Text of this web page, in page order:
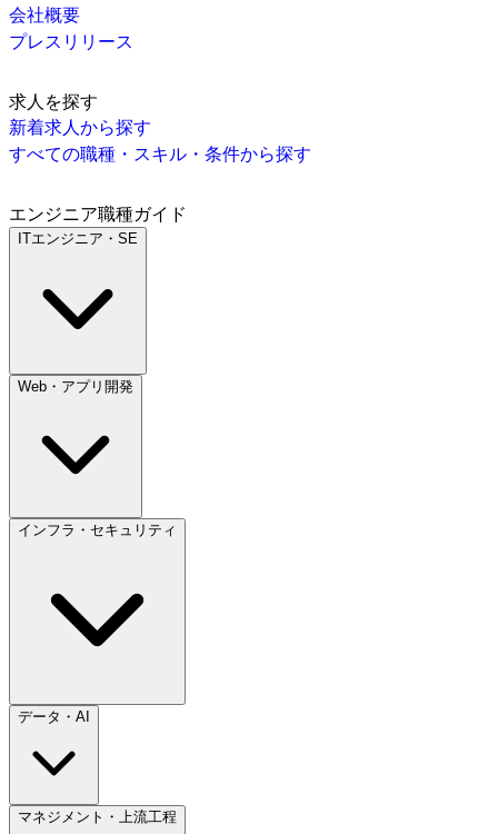
会社概要
プレスリリース
求人を探す
新着求人から探す
すべての職種・スキル・条件から探す
エンジニア職種ガイド
ITエンジニア・SE
Web・アプリ開発
インフラ・セキュリティ
データ・AI
マネジメント・上流工程